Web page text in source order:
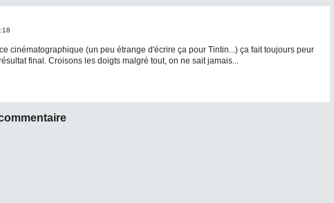
cinématographique (un peu étrange d'écrire ça pour Tintin...) ça fait toujours peur
final. Croisons les doigts malgré tout, on ne sait jamais...